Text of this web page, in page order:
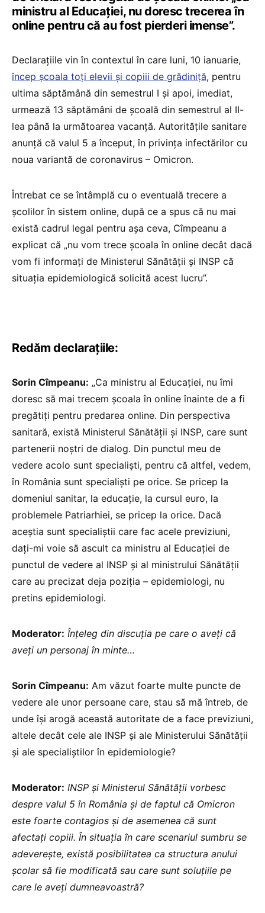
ministru al Educației, nu doresc trecerea în
online pentru că au fost pierderi imense”.
Declarațiile vin în contextul în care luni, 10 ianuarie,
încep școala toți elevii și copiii de grădiniță, pentru
ultima săptămână din semestrul I și apoi, imediat,
urmează 13 săptămâni de școală din semestrul al II-
lea până la următoarea vacanță. Autoritățile sanitare
anunță că valul 5 a început, în privința infectărilor cu
noua variantă de coronavirus – Omicron.
Întrebat ce se întâmplă cu o eventuală trecere a
școlilor în sistem online, după ce a spus că nu mai
există cadrul legal pentru așa ceva, Cîmpeanu a
explicat că „nu vom trece școala în online decât dacă
vom fi informați de Ministerul Sănătății și INSP că
situația epidemiologică solicită acest lucru”.
Redăm declarațiile:
Sorin Cîmpeanu: „Ca ministru al Educației, nu îmi
doresc să mai trecem școala în online înainte de a fi
pregătiți pentru predarea online. Din perspectiva
sanitară, există Ministerul Sănătății și INSP, care sunt
partenerii noștri de dialog. Din punctul meu de
vedere acolo sunt specialiști, pentru că altfel, vedem,
în România sunt specialiști pe orice. Se pricep la
domeniul sanitar, la educație, la cursul euro, la
problemele Patriarhiei, se pricep la orice. Dacă
aceștia sunt specialiștii care fac acele previziuni,
dați-mi voie să ascult ca ministru al Educației de
punctul de vedere al INSP și al ministrului Sănătății
care au precizat deja poziția – epidemiologi, nu
pretins epidemiologi.
Moderator: Înțeleg din discuția pe care o aveți că
aveți un personaj în minte…
Sorin Cîmpeanu: Am văzut foarte multe puncte de
vedere ale unor persoane care, stau să mă întreb, de
unde își arogă această autoritate de a face previziuni,
altele decât cele ale INSP și ale Ministerului Sănătății
și ale specialiștilor în epidemiologie?
Moderator: INSP și Ministerul Sănătății vorbesc
despre valul 5 în România și de faptul că Omicron
este foarte contagios și de asemenea că sunt
afectați copiii. În situația în care scenariul sumbru se
adeverește, există posibilitatea ca structura anului
școlar să fie modificată sau care sunt soluțiile pe
care le aveți dumneavoastră?